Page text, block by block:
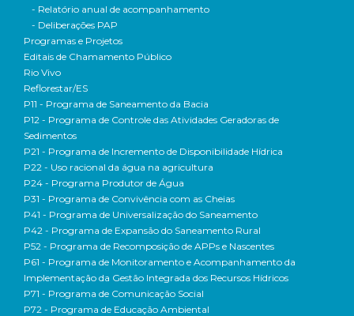
- Relatório anual de acompanhamento
- Deliberações PAP
Programas e Projetos
Editais de Chamamento Público
Rio Vivo
Reflorestar/ES
P11 - Programa de Saneamento da Bacia
P12 - Programa de Controle das Atividades Geradoras de
Sedimentos
P21 - Programa de Incremento de Disponibilidade Hídrica
P22 - Uso racional da água na agricultura
P24 - Programa Produtor de Água
P31 - Programa de Convivência com as Cheias
P41 - Programa de Universalização do Saneamento
P42 - Programa de Expansão do Saneamento Rural
P52 - Programa de Recomposição de APPs e Nascentes
P61 - Programa de Monitoramento e Acompanhamento da
Implementação da Gestão Integrada dos Recursos Hídricos
P71 - Programa de Comunicação Social
P72 - Programa de Educação Ambiental